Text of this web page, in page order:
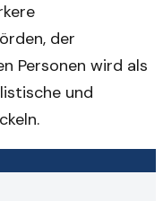
der
Personen wird als
und